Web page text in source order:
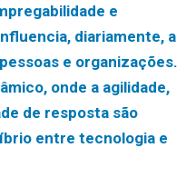
e
diariamente, a
e organizações.
onde a agilidade,
de resposta são
entre tecnologia e